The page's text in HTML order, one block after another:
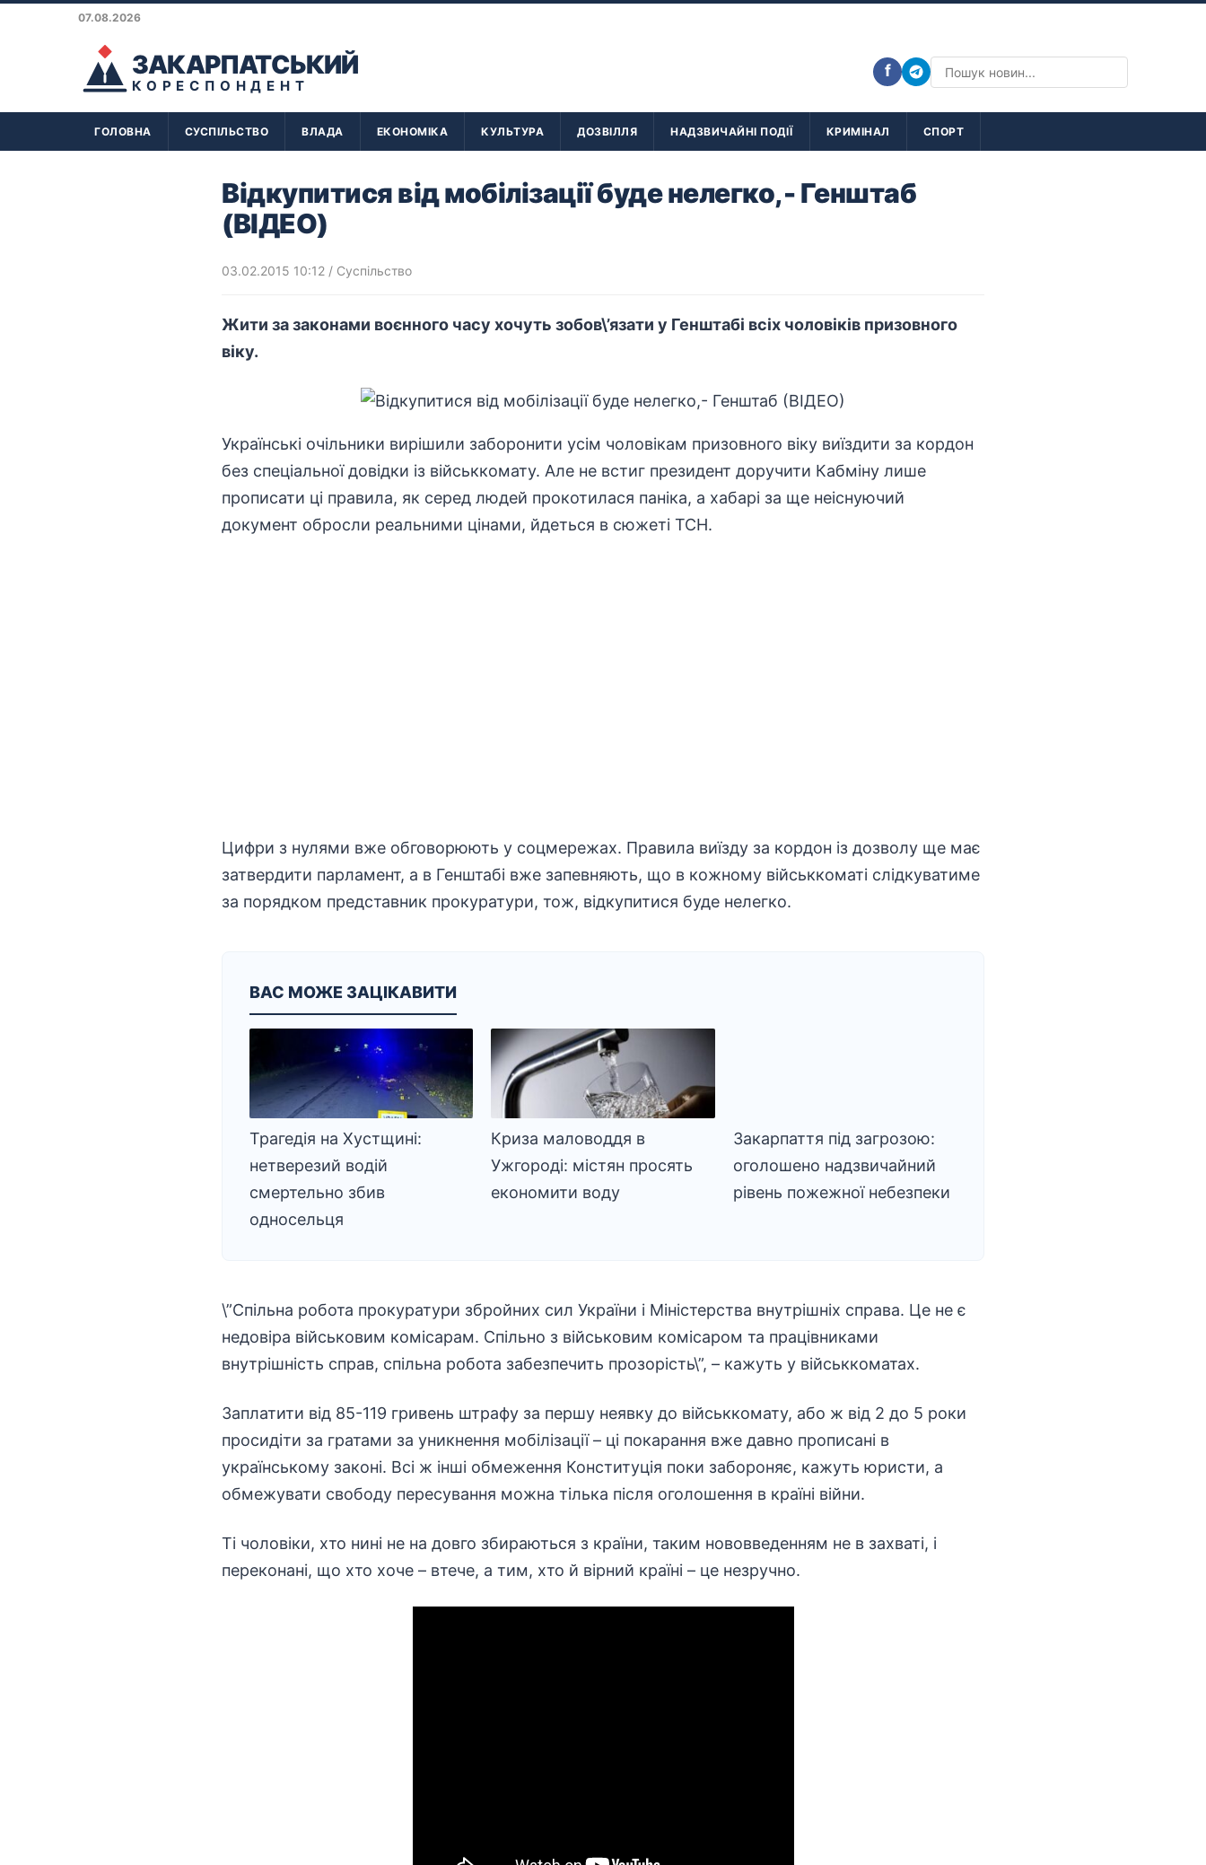
07.08.2026
ЗАКАРПАТСЬКИЙ
КОРЕСПОНДЕНТ
f
ГОЛОВНА СУСПІЛЬСТВО ВЛАДА ЕКОНОМІКА КУЛЬТУРА ДОЗВІЛЛЯ НАДЗВИЧАЙНІ ПОДІЇ КРИМІНАЛ СПОРТ
Відкупитися від мобілізації буде нелегко,- Генштаб
(ВІДЕО)
03.02.2015 10:12 / Суспільство
Жити за законами воєнного часу хочуть зобов\’язати у Генштабі всіх чоловіків призовного
віку.
Українські очільники вирішили заборонити усім чоловікам призовного віку виїздити за кордон
без спеціальної довідки із військкомату. Але не встиг президент доручити Кабміну лише
прописати ці правила, як серед людей прокотилася паніка, а хабарі за ще неіснуючий
документ обросли реальними цінами, йдеться в сюжеті ТСН.
Цифри з нулями вже обговорюють у соцмережах. Правила виїзду за кордон із дозволу ще має
затвердити парламент, а в Генштабі вже запевняють, що в кожному військкоматі слідкуватиме
за порядком представник прокуратури, тож, відкупитися буде нелегко.
ВАС МОЖЕ ЗАЦІКАВИТИ
Трагедія на Хустщині:
нетверезий водій
смертельно збив
односельця
Криза маловоддя в
Ужгороді: містян просять
економити воду
Закарпаття під загрозою:
оголошено надзвичайний
рівень пожежної небезпеки
\”Спільна робота прокуратури збройних сил України і Міністерства внутрішніх справа. Це не є
недовіра військовим комісарам. Спільно з військовим комісаром та працівниками
внутрішність справ, спільна робота забезпечить прозорість\”, – кажуть у військкоматах.
Заплатити від 85-119 гривень штрафу за першу неявку до військкомату, або ж від 2 до 5 роки
просидіти за гратами за уникнення мобілізації – ці покарання вже давно прописані в
українському законі. Всі ж інші обмеження Конституція поки забороняє, кажуть юристи, а
обмежувати свободу пересування можна тілька після оголошення в країні війни.
Ті чоловіки, хто нині не на довго збираються з країни, таким нововведенням не в захваті, і
переконані, що хто хоче – втече, а тим, хто й вірний країні – це незручно.